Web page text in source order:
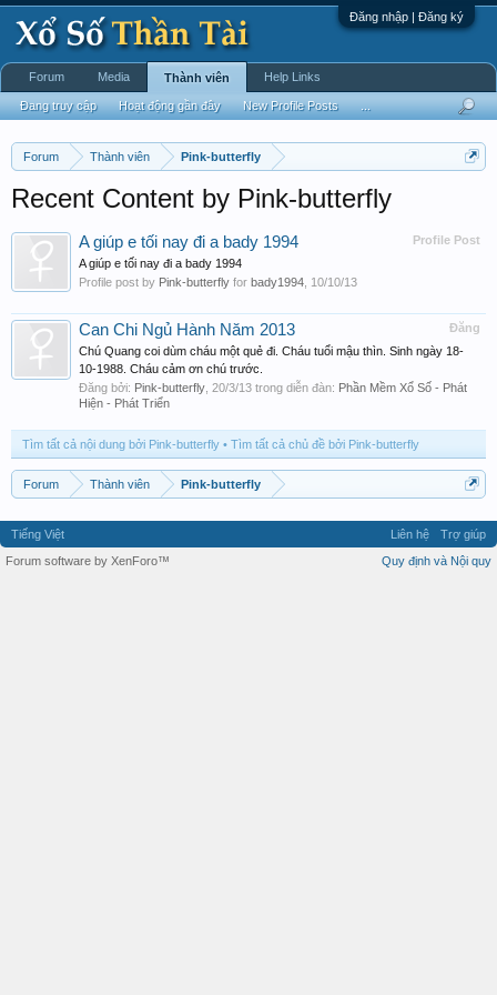
Đăng nhập | Đăng ký
Forum Thành viên Pink-butterfly
Recent Content by Pink-butterfly
Profile Post
A giúp e tối nay đi a bady 1994
A giúp e tối nay đi a bady 1994
Profile post by Pink-butterfly for bady1994 10/10/13
Đăng
Can Chi Ngủ Hành Năm 2013
Chú Quang coi dùm cháu một quẻ đi. Cháu tuổi mậu thìn. Sinh ngày 18-
10-1988. Cháu cảm ơn chú trước.
Đăng bởi: Pink-butterfly 20/3/13 trong diễn đàn: Phần Mềm Xổ Số - Phát
Hiện - Phát Triển
Tìm tất cả nội dung bởi Pink-butterfly Tìm tất cả chủ đề bởi Pink-butterfly
Forum Thành viên Pink-butterfly
Forum Media Thành viên
Đang truy cập Hoạt động gần đây New Profile Posts
Help Links
Tiếng Việt Liên hệ
Trợ giúp
Quy định và Nội quy
Forum software by XenForo™